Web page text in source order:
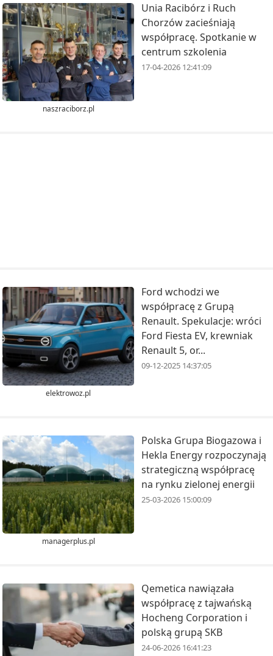
naszraciborz.pl
Unia Racibórz i Ruch
Chorzów zacieśniają
współpracę. Spotkanie w
centrum szkolenia
17-04-2026 12:41:09
elektrowoz.pl
Ford wchodzi we
współpracę z Grupą
Renault. Spekulacje: wróci
Ford Fiesta EV, krewniak
Renault 5, or...
09-12-2025 14:37:05
managerplus.pl
Polska Grupa Biogazowa i
Hekla Energy rozpoczynają
strategiczną współpracę
na rynku zielonej energii
25-03-2026 15:00:09
Qemetica nawiązała
współpracę z tajwańską
Hocheng Corporation i
polską grupą SKB
24-06-2026 16:41:23